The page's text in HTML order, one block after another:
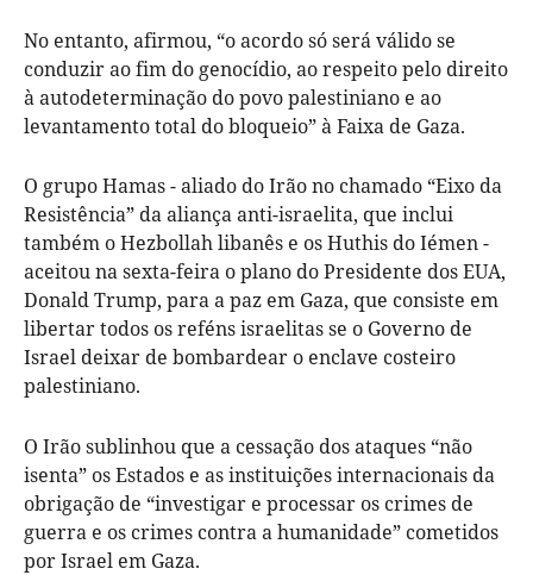
No entanto, afirmou, “o acordo só será válido se
conduzir ao fim do genocídio, ao respeito pelo direito
à autodeterminação do povo palestiniano e ao
levantamento total do bloqueio” à Faixa de Gaza.
O grupo Hamas - aliado do Irão no chamado “Eixo da
Resistência” da aliança anti-israelita, que inclui
também o Hezbollah libanês e os Huthis do Iémen -
aceitou na sexta-feira o plano do Presidente dos EUA,
Donald Trump, para a paz em Gaza, que consiste em
libertar todos os reféns israelitas se o Governo de
Israel deixar de bombardear o enclave costeiro
palestiniano.
O Irão sublinhou que a cessação dos ataques “não
isenta” os Estados e as instituições internacionais da
obrigação de “investigar e processar os crimes de
guerra e os crimes contra a humanidade” cometidos
por Israel em Gaza.